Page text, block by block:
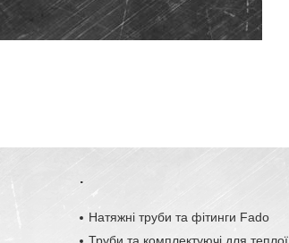
.
Натяжні труби та фітинги Fado